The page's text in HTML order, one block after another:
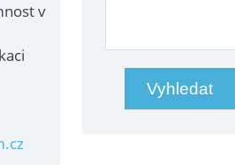
v